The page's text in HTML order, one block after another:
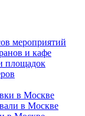
мероприятий
и кафе
площадок
в Москве
в Москве